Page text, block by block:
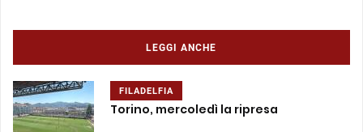
LEGGI ANCHE
FILADELFIA
Torino, mercoledì la ripresa